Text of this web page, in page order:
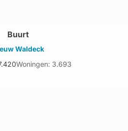
Buurt
Waldeck
Woningen: 3.693